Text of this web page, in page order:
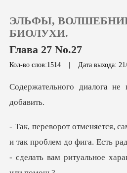
Пополнить
История чтения
Выйти
ЭЛЬФЫ,
БИОЛУХИ.
Глава 27 No.27
Кол-во слов:1514 | Дата выхода:
лога не
так проблем до фига. Есть
- сдел